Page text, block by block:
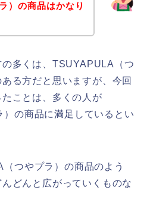
）の商品はかなり
多くは、TSUYAPULA（つ
る方だと思いますが、今回
ことは、多くの人が
の商品に満足しているとい
つやプラ）の商品のよう
どんと広がっていくものな